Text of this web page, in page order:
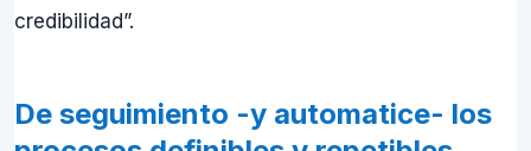
credibilidad”.
De seguimiento -y automatice- los